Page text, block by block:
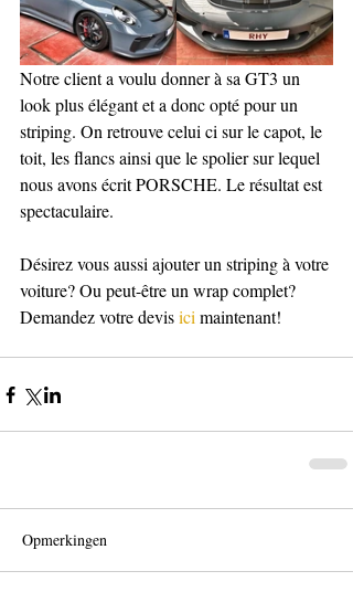
Notre client a voulu donner à sa GT3 un
look plus élégant et a donc opté pour un
striping. On retrouve celui ci sur le capot, le
toit, les flancs ainsi que le spolier sur lequel
nous avons écrit PORSCHE. Le résultat est
spectaculaire.
Désirez vous aussi ajouter un striping à votre
voiture? Ou peut-être un wrap complet?
Demandez votre devis ici maintenant!
Opmerkingen